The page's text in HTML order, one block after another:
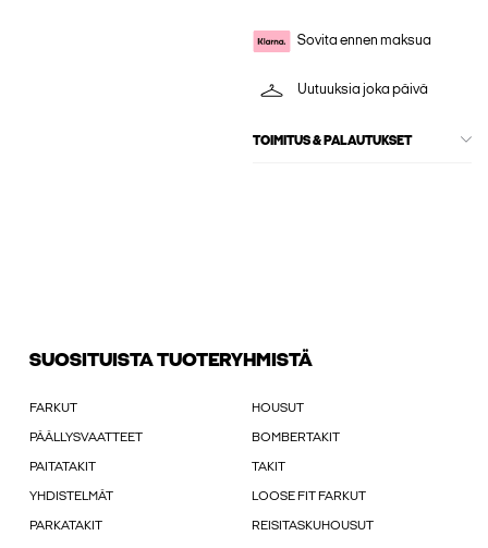
Sovita ennen maksua
Uutuuksia joka päivä
TOIMITUS & PALAUTUKSET
SUOSITUISTA TUOTERYHMISTÄ
FARKUT HOUSUT
PÄÄLLYSVAATTEET BOMBERTAKIT
PAITATAKIT TAKIT
YHDISTELMÄT LOOSE FIT FARKUT
PARKATAKIT REISITASKUHOUSUT